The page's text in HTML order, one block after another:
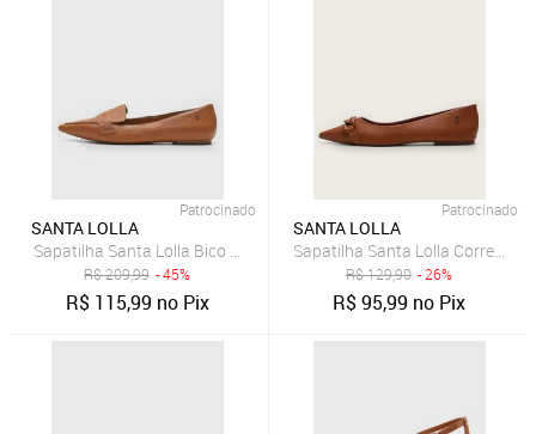
Patrocinado
SANTA LOLLA
Sapatilha Santa Lolla Bico Fino Caramelo
R$209,99 - 45%
R$ 115,99 no Pix
Patrocinado
SANTA LOLLA
Sapatilha Santa Lolla Corrente
R$129,90 - 26%
R$95,99 no Pix